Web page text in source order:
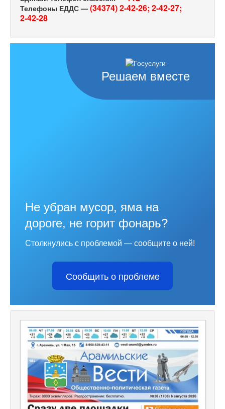
Телефоны ЕДДС — (34374) 2-42-26; 2-42-27;
2-42-28
Решаем вместе
Не убран мусор, яма на
дороге, не горит фонарь?
Столкнулись с проблемой — сообщите о ней!
Сообщить о проблеме